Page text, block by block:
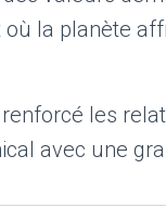
la planète
les
avec une